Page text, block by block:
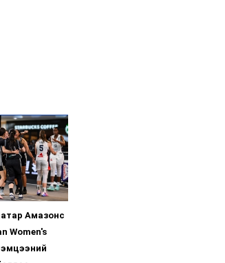
Амазонс
Women's